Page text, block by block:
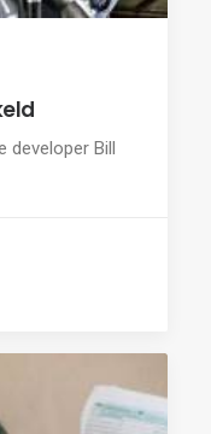
developer Bill